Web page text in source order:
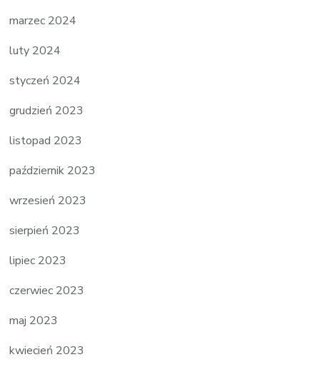
marzec 2024
luty 2024
styczeń 2024
grudzień 2023
listopad 2023
październik 2023
wrzesień 2023
sierpień 2023
lipiec 2023
czerwiec 2023
maj 2023
kwiecień 2023